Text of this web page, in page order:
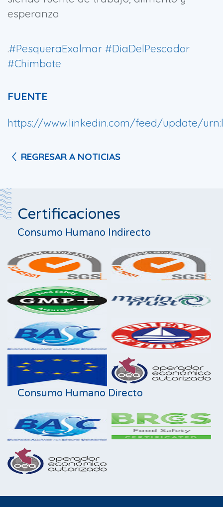
esperanza
.#PesqueraExalmar #DiaDelPescador
#Chimbote
FUENTE
https://www.linkedin.com/feed/update/
REGRESAR A NOTICIAS
Certificaciones
Consumo Humano Indirecto
Consumo Humano Directo